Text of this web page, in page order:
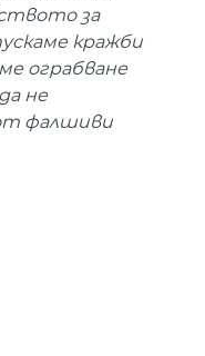
за
кражби
ограбване
не
фалшиви